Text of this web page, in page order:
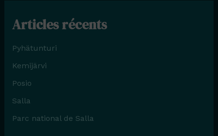
Articles récents
Pyhätunturi
Kemijärvi
Posio
Salla
Parc national de Salla